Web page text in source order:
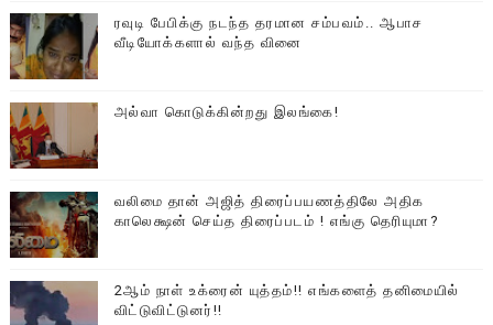
ரவுடி பேபிக்கு நடந்த தரமான சம்பவம்.. ஆபாச
வீடியோக்களால் வந்த வினை
அல்வா கொடுக்கின்றது இலங்கை!
வலிமை தான் அஜித் திரைப்பயணத்திலே அதிக
காலெக்ஷன் செய்த திரைப்படம் ! எங்கு தெரியுமா?
2ஆம் நாள் உக்ரைன் யுத்தம்!! எங்களைத் தனிமையில்
விட்டுவிட்டுனர்!!